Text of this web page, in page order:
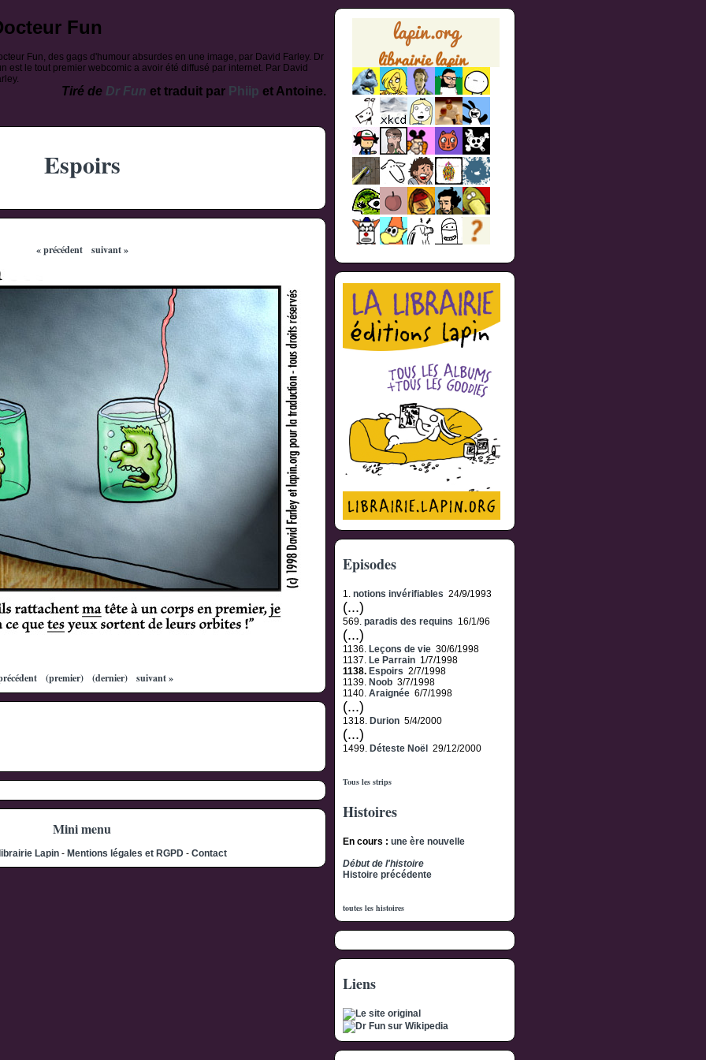
Fun
Fun, des gags d'humour absurdes en une image, par David Farley. Dr
est le tout premier webcomic a avoir été diffusé par internet. Par David
Tiré de Dr Fun et traduit par Phiip et Antoine.
Espoirs
« précédent suivant »
(premier) (dernier) suivant »
Mini menu
Lapin - Mentions légales et RGPD - Contact
Episodes
1. notions invérifiables 24/9/1993
(...)
569. paradis des requins 16/1/96
(...)
1136. Leçons de vie 30/6/1998
1137. Le Parrain 1/7/1998
1138. Espoirs 2/7/1998
1139. Noob 3/7/1998
1140. Araignée 6/7/1998
(...)
1318. Durion 5/4/2000
(...)
1499. Déteste Noël 29/12/2000
Tous les strips
Histoires
En cours : une ère nouvelle
Début de l'histoire
Histoire précédente
toutes les histoires
Liens